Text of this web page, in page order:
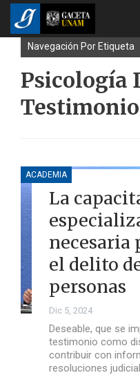
Navegación Por Etiqueta
Psicología
Testimonio
ACADEMIA
La
necesaria
el delito
personas
Dic 5, 2024
Deseable, que se
testimonio como
contribuir con
resoluciones